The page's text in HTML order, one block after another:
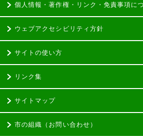
個人情報・著作権・リンク・免責事項に
ウェブアクセシビリティ方針
サイトの使い方
リンク集
サイトマップ
市の組織（お問い合わせ）